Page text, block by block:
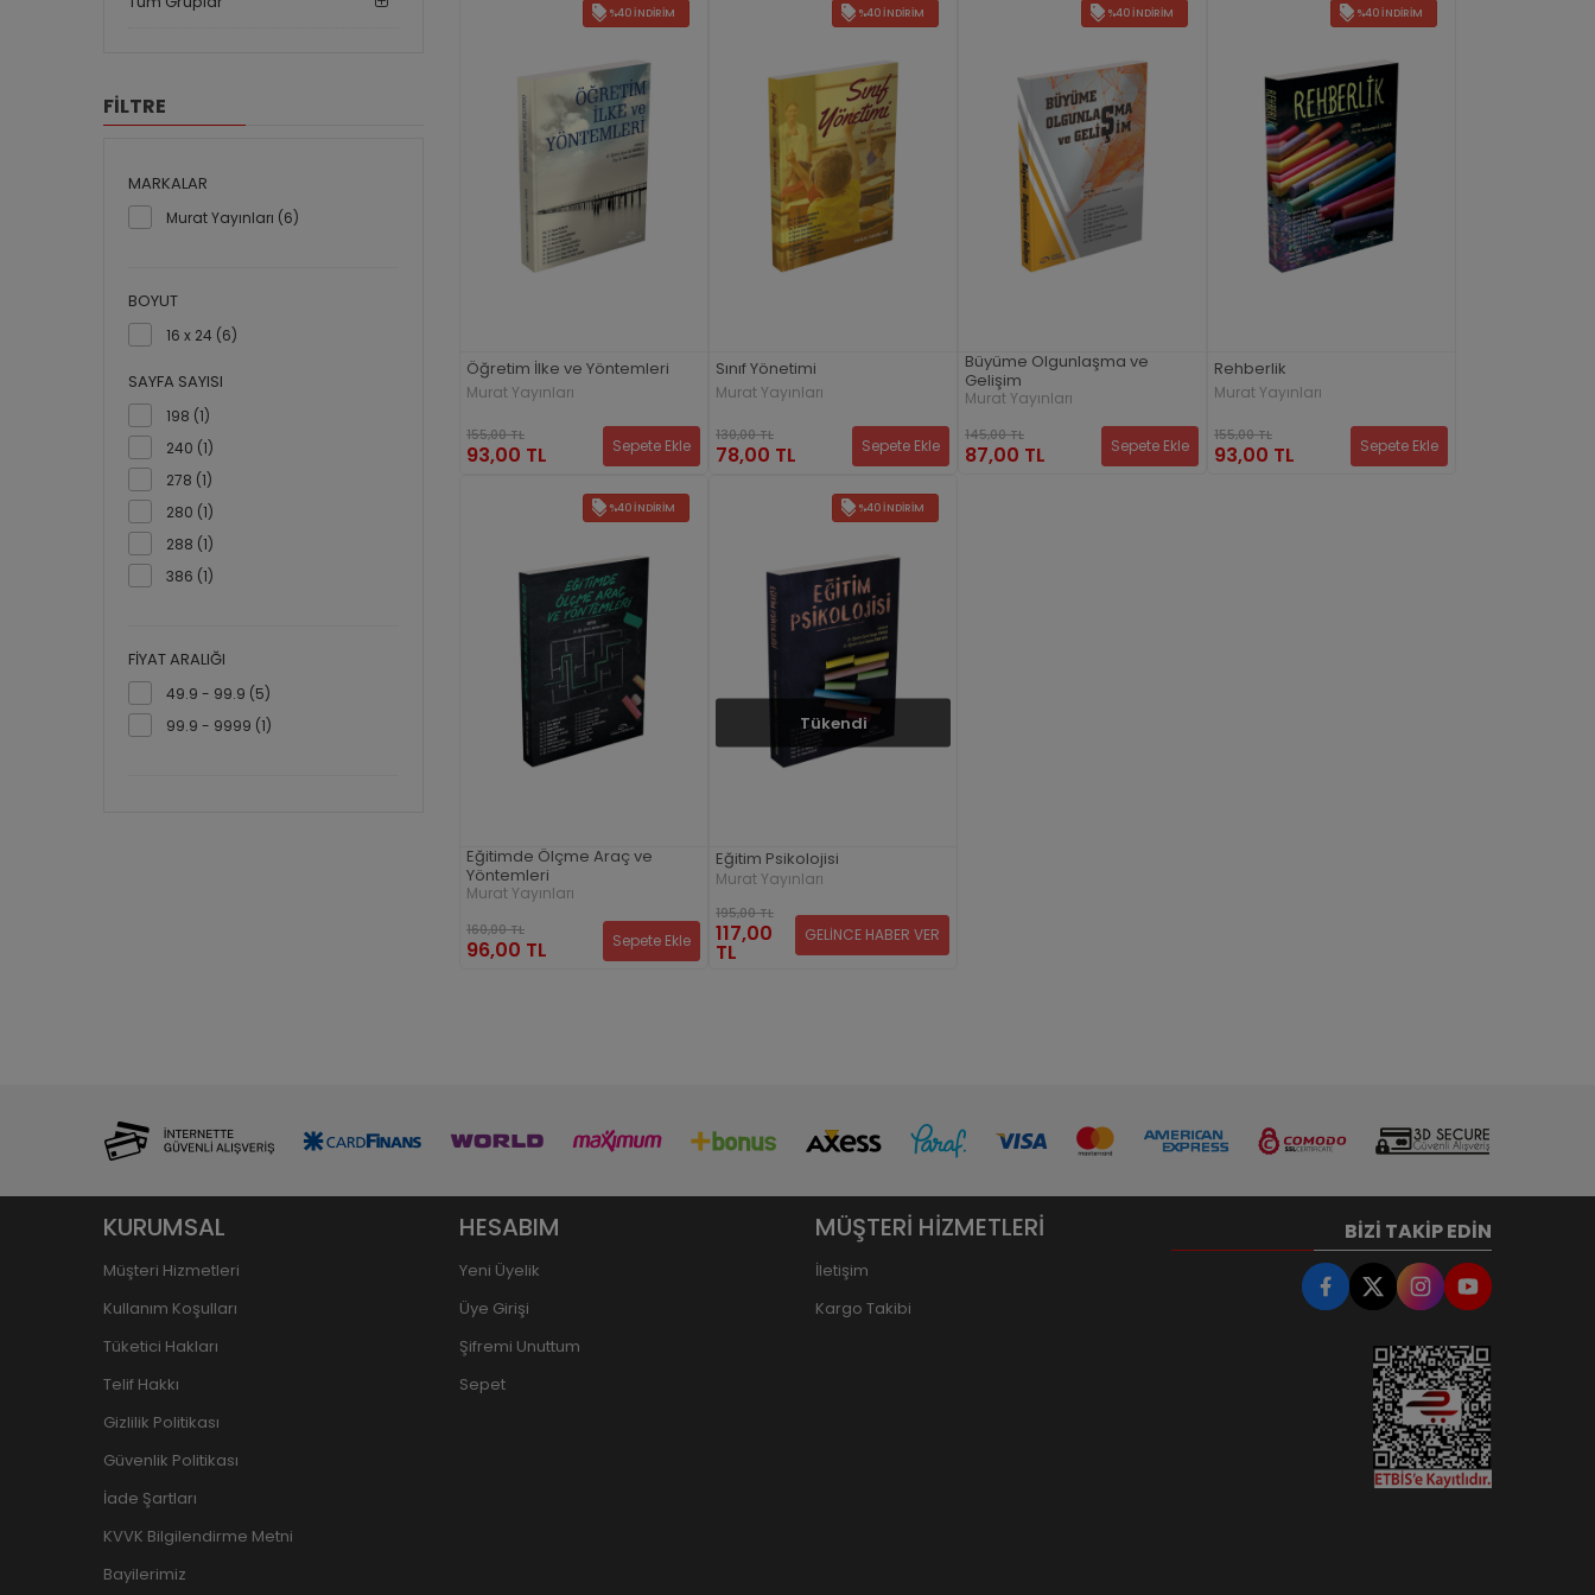
FİLTRE
MARKALAR
Murat Yayınları (6)
BOYUT
16 x 24 (6)
SAYFA SAYISI
198 (1)
240 (1)
278 (1)
280 (1)
288 (1)
386 (1)
FIYAT ARALIĞI
49.9 - 99.9 (5)
99.9 - 9999 (1)
%40 İNDIRIM
Öğretim İlke ve Yöntemleri
Murat Yayınları
155,00 TL
93,00 TL Sepete Ekle
%40 İNDIRIM
Sınıf Yönetimi
Murat Yayınları
130,00 TL
78,00 TL Sepete Ekle
%40 İNDIRIM
Büyüme Olgunlaşma ve
Gelişim
Murat Yayınları
145,00 TL
87,00 TL Sepete Ekle
%40 İNDIRIM
Rehberlik
Murat Yayınları
155,00 TL
93,00 TL Sepete Ekle
%40 İNDIRIM
Eğitimde Ölçme Araç ve
Yöntemleri
Murat Yayınları
160,00 TL
96,00 TL Sepete Ekle
%40 İNDIRIM
Tükendi
Eğitim Psikolojisi
Murat Yayınları
195,00 TL
117,00
TL
GELİNCE HABER VER
KURUMSAL
Müşteri Hizmetleri
Kullanım Koşulları
Tüketici Hakları
Telif Hakkı
Gizlilik Politikası
Güvenlik Politikası
İade Şartları
KVVK Bilgilendirme Metni
Bayilerimiz
HESABIM
Yeni Üyelik
Üye Girişi
Şifremi Unuttum
Sepet
MÜŞTERİ HİZMETLERİ
İletişim
Kargo Takibi
BIZI TAKIP EDIN